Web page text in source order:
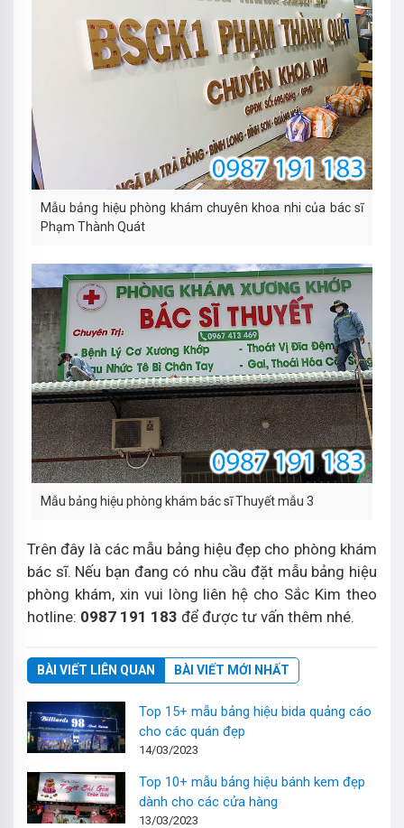
Mẫu bảng hiệu phòng khám chuyên khoa nhi của bác sĩ
Phạm Thành Quát
Mẫu bảng hiệu phòng khám bác sĩ Thuyết mẫu 3
Trên đây là các mẫu bảng hiệu đẹp cho phòng khám
bác sĩ. Nếu bạn đang có nhu cầu đặt mẫu bảng hiệu
phòng khám, xin vui lòng liên hệ cho Sắc Kim theo
hotline: 0987 191 183 để được tư vấn thêm nhé.
BÀI VIẾT LIÊN QUAN BÀI VIẾT MỚI NHẤT
Top 15+ mẫu bảng hiệu bida quảng cáo
cho các quán đẹp
14/03/2023
Top 10+ mẫu bảng hiệu bánh kem đẹp
dành cho các cửa hàng
13/03/2023